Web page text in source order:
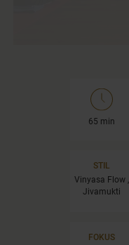
65 min
STIL
Vinyasa Flow ,
Jivamukti
FOKUS